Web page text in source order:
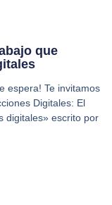
que
espera! Te invitamos
Digitales: El
digitales» escrito por